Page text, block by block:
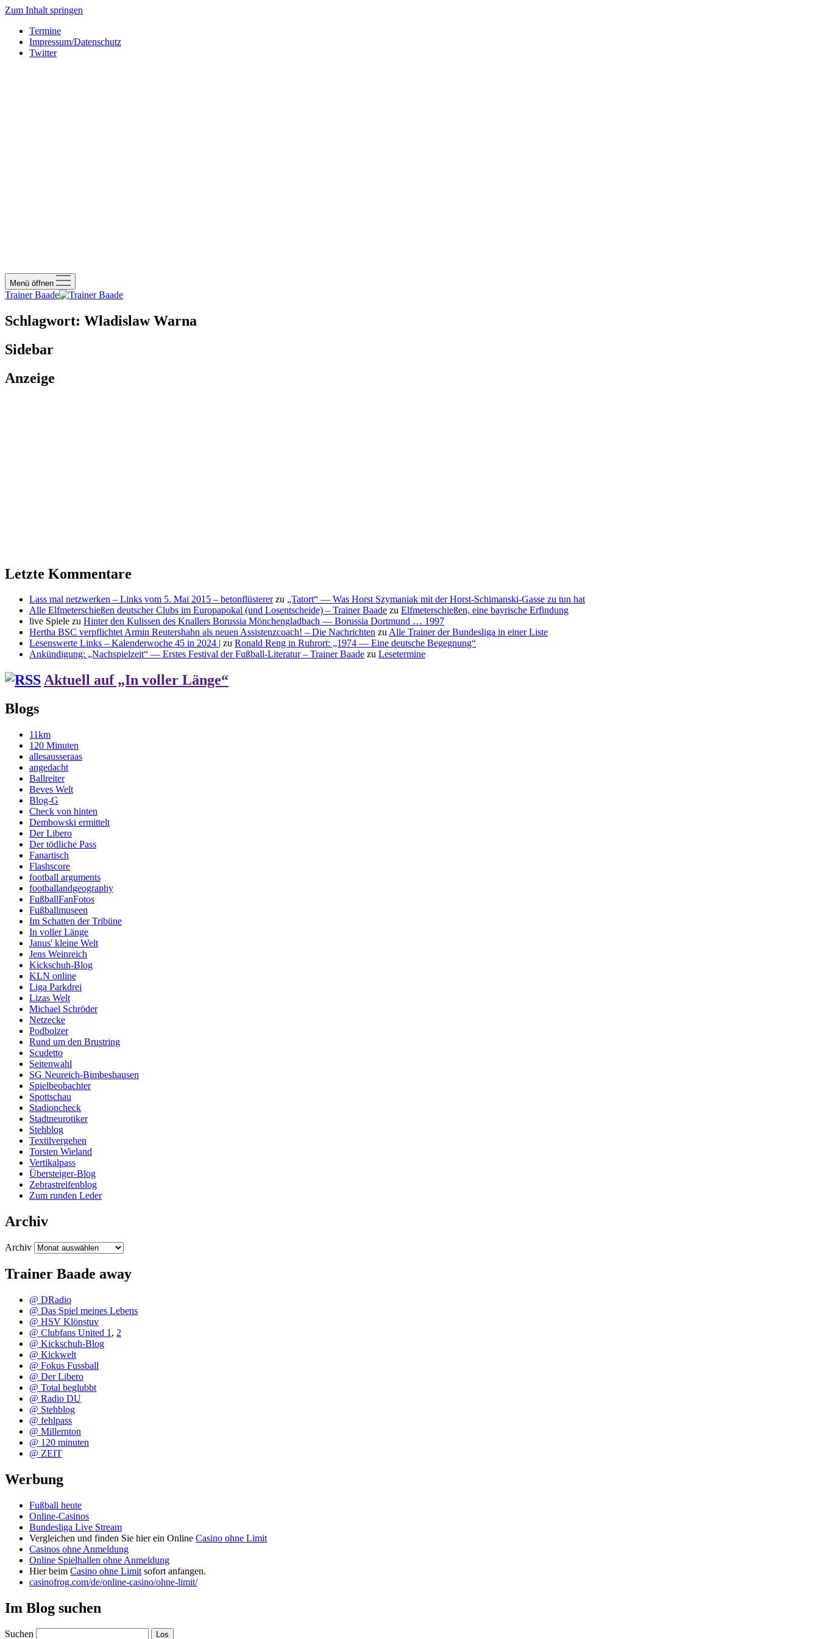
Zum Inhalt springen
Termine
Impressum/Datenschutz
Twitter
Menü öffnen
Trainer Baade
Schlagwort: Wladislaw Warna
Sidebar
Anzeige
Letzte Kommentare
Lass mal netzwerken – Links vom 5. Mai 2015 – betonflüstererzu „Tatort“ — Was Horst Szymaniak mit der Horst-Schimanski-Gasse zu tun hat
Alle Elfmeterschießen deutscher Clubs im Europapokal (und Losentscheide) – Trainer Baade zu Elfmeterschießen, eine bayrische Erfindung
live Spiele zu Hinter den Kulissen des Knallers Borussia Mönchengladbach — Borussia Dortmund … 1997
Hertha BSC verpflichtet Armin Reutershahn als neuen Assistenzcoach! – Die Nachrichten zuAlle Trainer der Bundesliga in einer Liste
Lesenswerte Links – Kalenderwoche 45 in 2024 | zu Ronald Reng in Ruhrort: „1974 — Eine deutsche Begegnung“
Ankündigung: „Nachspielzeit“ — Erstes Festival der Fußball-Literatur – Trainer Baade zu Lesetermine
Aktuell auf „In voller Länge“
Blogs
11km
120 Minuten
allesausseraas
angedacht
Ballreiter
Beves Welt
Blog-G
Check von hinten
Dembowski ermittelt
Der Libero
Der tödliche Pass
Fanartisch
Flashscore
football arguments
footballandgeography
FußballFanFotos
Fußballmuseen
Im Schatten der Tribüne
In voller Länge
Janus' kleine Welt
Jens Weinreich
Kickschuh-Blog
KLN online
Liga Parkdrei
Lizas Welt
Michael Schröder
Netzecke
Podbolzer
Rund um den Brustring
Scudetto
Seitenwahl
SG Neureich-Bimbeshausen
Spielbeobachter
Spottschau
Stadioncheck
Stadtneurotiker
Stehblog
Textilvergehen
Torsten Wieland
Vertikalpass
Übersteiger-Blog
Zebrastreifenblog
Zum runden Leder
Archiv
Archiv
Trainer Baade away
@ DRadio
@ Das Spiel meines Lebens
@ HSV Klönstuv
@ Clubfans United 1 , 2
@ Kickschuh-Blog
@ Kickwelt
@ Fokus Fussball
@ Der Libero
@ Total beglubbt
@ Radio DU
@ Stehblog
@ fehlpass
@ Millernton
@ 120 minuten
@ ZEIT
Werbung
Fußball heute
Online-Casinos
Bundesliga Live Stream
Vergleichen und finden Sie hier ein Online Casino ohne Limit
Casinos ohne Anmeldung
Online Spielhallen ohne Anmeldung
Hier beim Casino ohne Limit sofort anfangen.
casinofrog.com/de/online-casino/ohne-limit/
Im Blog suchen
Suchen